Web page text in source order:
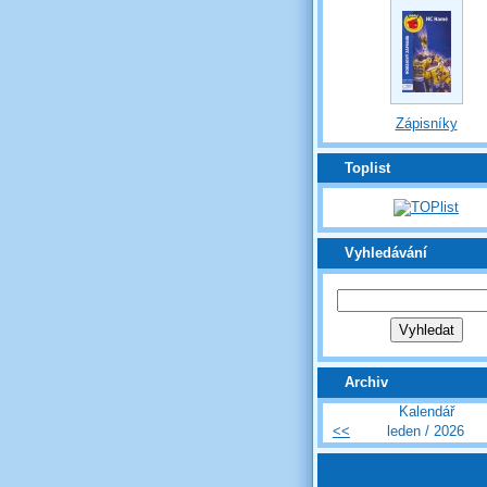
Zápisníky
Toplist
Vyhledávání
Archiv
Kalendář
<<
leden / 2026